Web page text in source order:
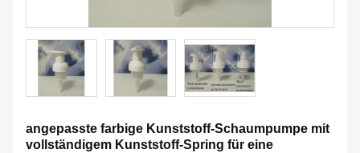
angepasste farbige Kunststoff-Schaumpumpe mit
vollständigem Kunststoff-Spring für eine